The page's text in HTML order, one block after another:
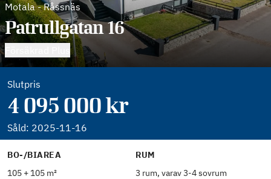
Motala-Råssnäs
Patrullgatan 16
Slutpris
4 095 000 kr
Såld: 2025-11-16
BO-/BIAREA
105 + 105 m²
RUM
3 rum, varav 3-4 sovrum